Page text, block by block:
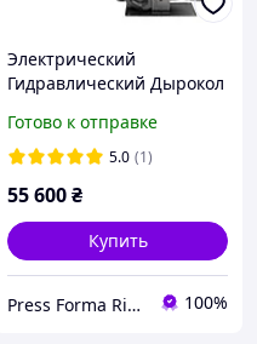
Электрический
Гидравлический Дырокол
Готово к отправке
5.0 (1)
55 600₴
Купить
Press Forma Rivne (www.press-forma.com.ua) 100%